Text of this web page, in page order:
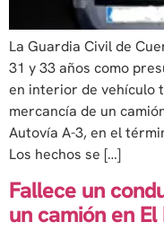
La Guardia Civil de
31 y 33 años como
en interior de vehículo
mercancía de un
Autovía A-3, en el
Los hechos se […]
Fallece un
un camión en